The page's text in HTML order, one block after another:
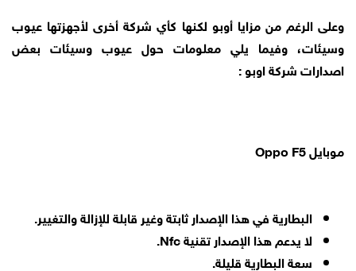
وعلى الرغم من مزايا أوبو لكنها كأي شركة أخرى لأجهزتها عيوب
وسيئات، وفيما يلي معلومات حول عيوب وسيئات بعض
اصدارات شركة اوبو :
موبايل Oppo F5
البطارية في هذا الإصدار ثابتة وغير قابلة للإزالة والتغيير.
لا يدعم هذا الإصدار تقنية Nfc.
سعة البطارية قليلة.